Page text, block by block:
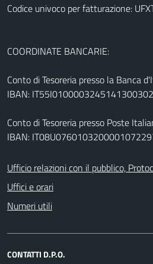
Codice univoco per fatturazione:
COORDINATE BANCARIE:
Conto di Tesoreria presso la Banca
IBAN:
Conto di Tesoreria presso Poste
IBAN:
Ufficio relazioni con il pubblico,
Uffici e orari
Numeri utili
CONTATTI D.P.O.